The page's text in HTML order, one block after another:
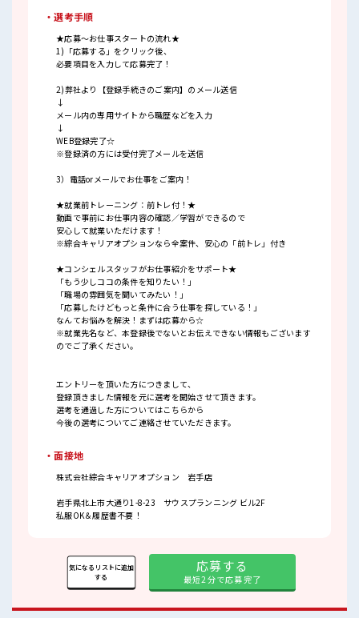
・選考手順
★応募～お仕事スタートの流れ★
1)「応募する」をクリック後、
必要項目を入力して応募完了！
2)弊社より【登録手続きのご案内】のメール送信
↓
メール内の専用サイトから職歴などを入力
↓
WEB登録完了☆
※登録済の方には受付完了メールを送信
3）電話orメールでお仕事をご案内！
★就業前トレーニング：前トレ付！★
動画で事前にお仕事内容の確認／学習ができるので
安心して就業いただけます！
※綜合キャリアオプションなら全案件、安心の「前トレ」付き
★コンシェルスタッフがお仕事紹介をサポート★
「もう少しココの条件を知りたい！」
「職場の雰囲気を聞いてみたい！」
「応募したけどもっと条件に合う仕事を探している！」
なんてお悩みを解決！まずは応募から☆
※就業先名など、本登録後でないとお伝えできない情報もございます
のでご了承ください。
エントリーを頂いた方につきまして、
登録頂きました情報を元に選考を開始させて頂きます。
選考を通過した方についてはこちらから
今後の選考についてご連絡させていただきます。
・面接地
株式会社綜合キャリアオプション 岩手店
岩手県北上市大通り1-8-23 サウスプランニング ビル2F
私服OK＆履歴書不要！
応募する
最短2分で応募完了
気になるリストに追加
する